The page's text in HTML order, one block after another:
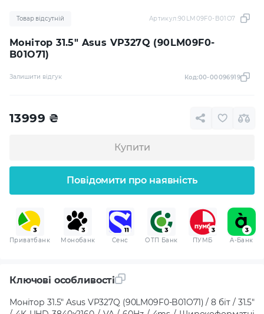
Монітор 31.5" Asus VP327Q (90LM09F0-
B01O71)
Товар відсутній Артикул:90LM09F0-B01O71
Залишити відгук Код:00-00096919
13999 ₴
Купити
Повідомити про наявність
Приватбанк Монобанк Сенс ОТП Банк ПУМБ A-Банк
Ключові особливості
Монітор 31.5" Asus VP327Q (90LM09F0-B01O71) / 8 біт / 31.5"